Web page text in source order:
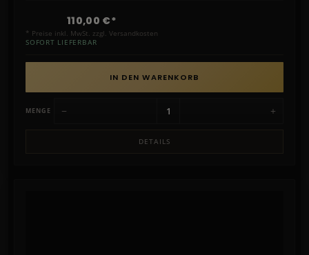
110,00 €*
* Preise inkl. MwSt. zzgl. Versandkosten
SOFORT LIEFERBAR
MENGE − +
IN DEN WARENKORB
DETAILS